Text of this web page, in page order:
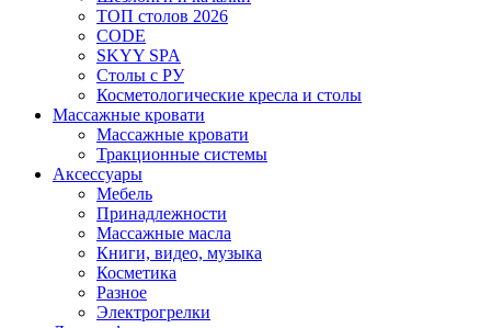
ТОП столов 2026
CODE
SKYY SPA
Столы с РУ
Косметологические кресла и столы
Массажные кровати
Массажные кровати
Тракционные системы
Аксессуары
Мебель
Принадлежности
Массажные масла
Книги, видео, музыка
Косметика
Разное
Электрогрелки